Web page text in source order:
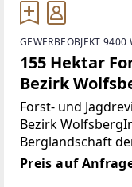
GEWERBEOBJEKT 9400
155 Hektar
Bezirk
Forst- und
Bezirk
Berglandschaft
1.200 bis 1.600
gelegene und
Preis auf